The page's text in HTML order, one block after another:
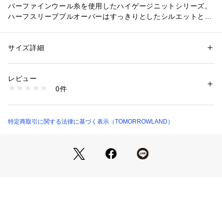
パーファインウール糸を使用したハイゲージニットシリーズ。
ハーフスリーブプルオーバーはすっきりとしたシルエットとク
トに。
定番色から差し色まで、幅広いカラー展開です。
同素材のカーディガン（商品番号：11028402611）とアンサ
2018AW商品
商品番号:11028402612
性別：レディース
素材：ウール100％
洗濯：洗濯不可、漂白不可、タンブル乾燥不可、アイロン仕上げ可、ドラ
イ可、ウエットクリーニング不可
商品番号：1095000000381 （モール）
サイズ詳細
レビュー
0件
特定商取引に関する法律に基づく表示（TOMORROWLAND）